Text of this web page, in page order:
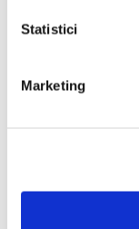
Statistici
Marketing